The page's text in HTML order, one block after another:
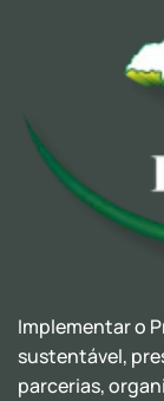
Implementar o
sustentável,
parcerias,